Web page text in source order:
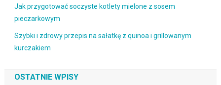
Jak przygotować soczyste kotlety mielone z sosem
pieczarkowym
Szybki i zdrowy przepis na sałatkę z quinoa i grillowanym
kurczakiem
OSTATNIE WPISY